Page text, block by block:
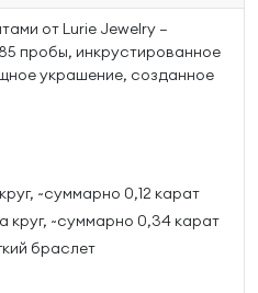
от Lurie Jewelry —
пробы, инкрустированное
украшение, созданное
~суммарно 0,12 карат
круг, ~суммарно 0,34 карат
браслет